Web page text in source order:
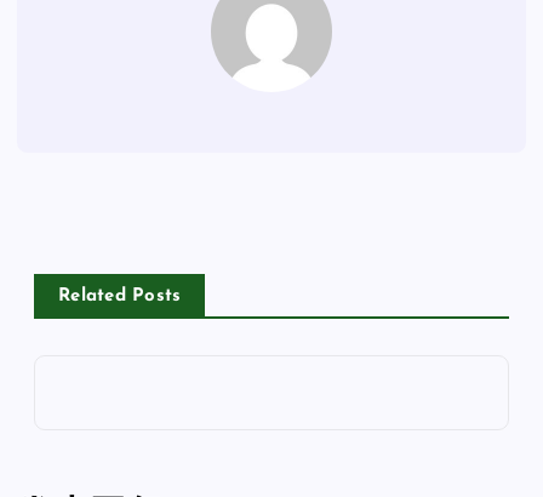
Related Posts